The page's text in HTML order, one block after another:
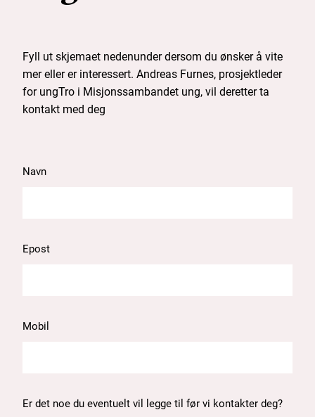
Fyll ut skjemaet nedenunder dersom du ønsker å vite
mer eller er interessert. Andreas Furnes, prosjektleder
for ungTro i Misjonssambandet ung, vil deretter ta
kontakt med deg
Navn
Epost
Mobil
Er det noe du eventuelt vil legge til før vi kontakter deg?